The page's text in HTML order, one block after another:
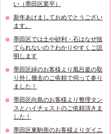
い（墨田区業平）
新年あけましておめでとうござい
ます。
墨田区では土や砂利・石はなぜ捨
てられないの？わかりやすくご説
明します
墨田区緑のお客様より風呂釜の取
り外し撤去のご依頼で伺って参り
ました！
墨田区向島のお客様より整理タン
スとハイチェストのご依頼頂きま
した！
墨田区東駒形のお客様よりダイニ